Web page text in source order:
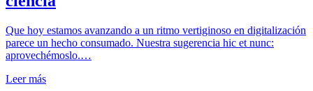
Que hoy estamos avanzando a un ritmo vertiginoso en digitalización
parece un hecho consumado. Nuestra sugerencia hic et nunc:
aprovechémoslo.…
Leer más